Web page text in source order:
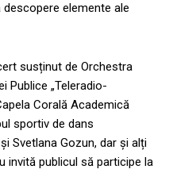
elemente ale
susținut de Orchestra
Publice „Teleradio-
Corală Academică
sportiv de dans
Svetlana Gozun, dar și alți
invită publicul să participe la